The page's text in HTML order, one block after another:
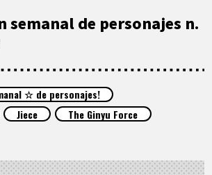
semanal de personajes n.
☆ de personajes!
Jiece The Ginyu Force